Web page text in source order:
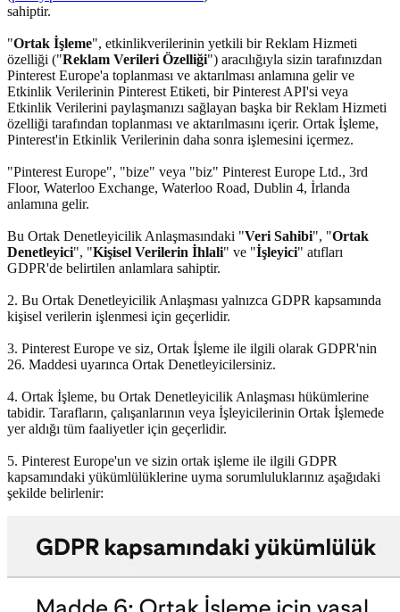
sahiptir.
"Ortak İşleme", etkinlikverilerinin yetkili bir Reklam Hizmeti
özelliği ("Reklam Verileri Özelliği") aracılığıyla sizin tarafınızdan
Pinterest Europe'a toplanması ve aktarılması anlamına gelir ve
Etkinlik Verilerinin Pinterest Etiketi, bir Pinterest API'si veya
Etkinlik Verilerini paylaşmanızı sağlayan başka bir Reklam Hizmeti
özelliği tarafından toplanması ve aktarılmasını içerir. Ortak İşleme,
Pinterest'in Etkinlik Verilerinin daha sonra işlemesini içermez.
"Pinterest Europe", "bize" veya "biz" Pinterest Europe Ltd., 3rd
Floor, Waterloo Exchange, Waterloo Road, Dublin 4, İrlanda
anlamına gelir.
Bu Ortak Denetleyicilik Anlaşmasındaki "Veri Sahibi", "Ortak
Denetleyici", "Kişisel Verilerin İhlali" ve "İşleyici" atıfları
GDPR'de belirtilen anlamlara sahiptir.
2. Bu Ortak Denetleyicilik Anlaşması yalnızca GDPR kapsamında
kişisel verilerin işlenmesi için geçerlidir.
3. Pinterest Europe ve siz, Ortak İşleme ile ilgili olarak GDPR'nin
26. Maddesi uyarınca Ortak Denetleyicilersiniz.
4. Ortak İşleme, bu Ortak Denetleyicilik Anlaşması hükümlerine
tabidir. Tarafların, çalışanlarının veya İşleyicilerinin Ortak İşlemede
yer aldığı tüm faaliyetler için geçerlidir.
5. Pinterest Europe'un ve sizin ortak işleme ile ilgili GDPR
kapsamındaki yükümlülüklerine uyma sorumluluklarınız aşağıdaki
şekilde belirlenir: